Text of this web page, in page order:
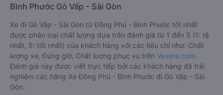
Bình Phước Gò Vấp - Sài Gòn
Xe đi Gò Vấp - Sài Gòn từ Đồng Phú - Bình Phước tốt nhất
được phân loại chất lượng dựa trên đánh giá từ 1 đến 5 (1: tệ
nhất, 5: tốt nhất) của khách hàng với các tiêu chí như: Chất
lượng xe, Đúng giờ, Chất lượng phục vụ trên Vexere.com.
Đánh giá này được viết trực tiếp bởi các khách hàng đã trải
nghiệm các hãng Xe Đồng Phú - Bình Phước đi Gò Vấp - Sài
Gòn.